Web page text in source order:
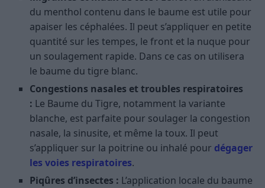
du menthol contenu dans le baume est utile pour
apaiser les céphalées. Il peut s’appliquer en petite
quantité sur les tempes, le front et la nuque pour
un soulagement rapide. Dans ce cas on utilisera
le baume du tigre blanc.
Congestions nasales et troubles respiratoires
: Le Baume du Tigre, notamment la variante
blanche, est parfaite pour soulager la congestion
nasale, la sinusite, et même la toux. Il peut
s’appliquer sur la poitrine ou inhalé pour dégager
les voies respiratoires.
Piqûres d’insectes : L’application locale du baume